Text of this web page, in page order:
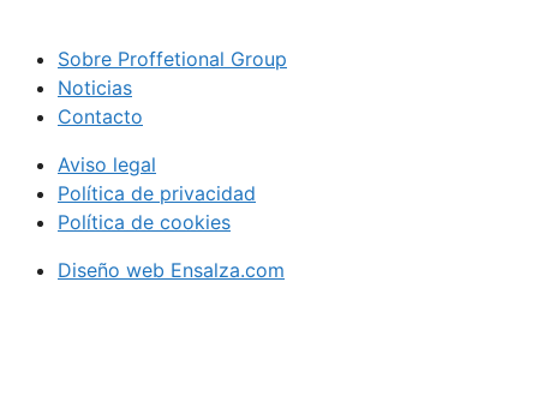
Sobre Proffetional Group
Noticias
Contacto
Aviso legal
Política de privacidad
Política de cookies
Diseño web Ensalza.com